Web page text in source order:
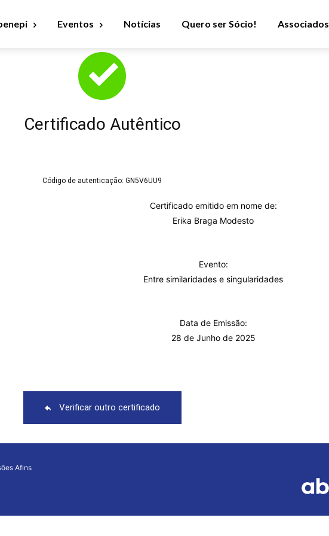
Eventos Notícias Quero ser Sócio! Associados
Certificado Autêntico
Código de autenticação: GN5V6UU9
Certificado emitido em nome de:
Erika Braga Modesto
Evento:
Entre similaridades e singularidades
Data de Emissão:
28 de Junho de 2025
Verificar outro certificado
Afins